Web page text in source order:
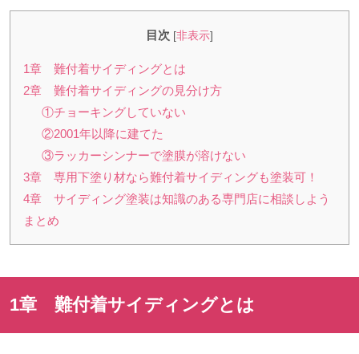
目次 [非表示]
1章 難付着サイディングとは
2章 難付着サイディングの見分け方
①チョーキングしていない
②2001年以降に建てた
③ラッカーシンナーで塗膜が溶けない
3章 専用下塗り材なら難付着サイディングも塗装可！
4章 サイディング塗装は知識のある専門店に相談しよう
まとめ
1章 難付着サイディングとは